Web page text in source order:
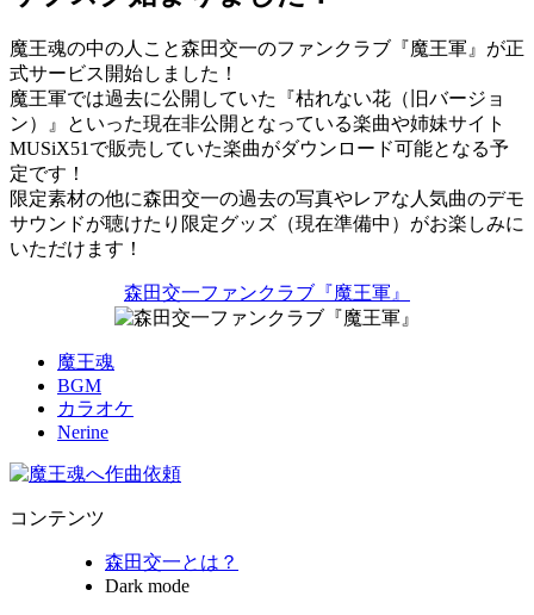
魔王魂の中の人こと森田交一のファンクラブ『魔王軍』が正
式サービス開始しました！
魔王軍では過去に公開していた『枯れない花（旧バージョ
ン）』といった現在非公開となっている楽曲や姉妹サイト
MUSiX51で販売していた楽曲がダウンロード可能となる予
定です！
限定素材の他に森田交一の過去の写真やレアな人気曲のデモ
サウンドが聴けたり限定グッズ（現在準備中）がお楽しみに
いただけます！
森田交一ファンクラブ『魔王軍』
魔王魂
BGM
カラオケ
Nerine
コンテンツ
森田交一とは？
Dark mode